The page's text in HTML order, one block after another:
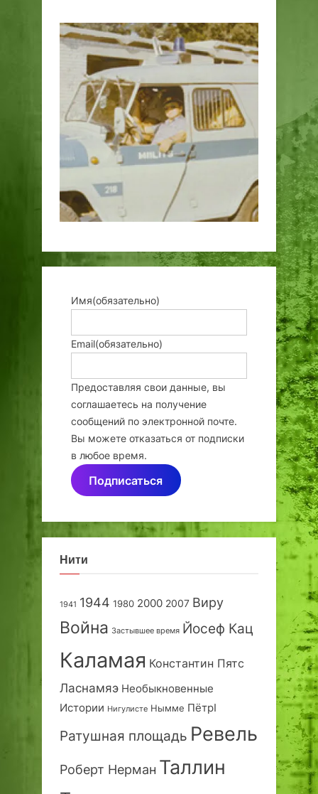
Имя(обязательно)
Email(обязательно)
Предоставляя свои данные, вы
соглашаетесь на получение
сообщений по электронной почте.
Вы можете отказаться от подписки
в любое время.
Подписаться
Нити
1941 1944 1980 2000 2007 Виру
Война Застывшее время Йосеф Кац
Каламая Константин Пятс
Ласнамяэ Необыкновенные
Истории Нигулисте Нымме ПётрI
Ратушная площадь Ревель
Роберт Нерман Таллин